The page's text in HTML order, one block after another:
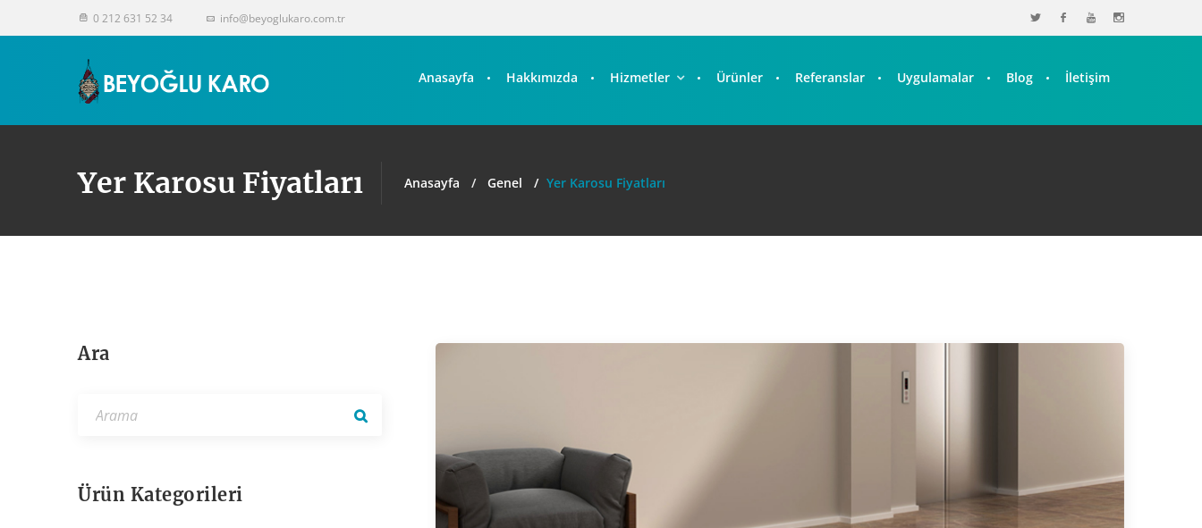
0 212 631 52 34 info@beyoglukaro.com.tr
Anasayfa Hakkımızda Hizmetler Ürünler Referanslar Uygulamalar Blog İletişim
Yer Karosu Fiyatları Anasayfa Genel Yer Karosu Fiyatları
Ara
Ürün Kategorileri